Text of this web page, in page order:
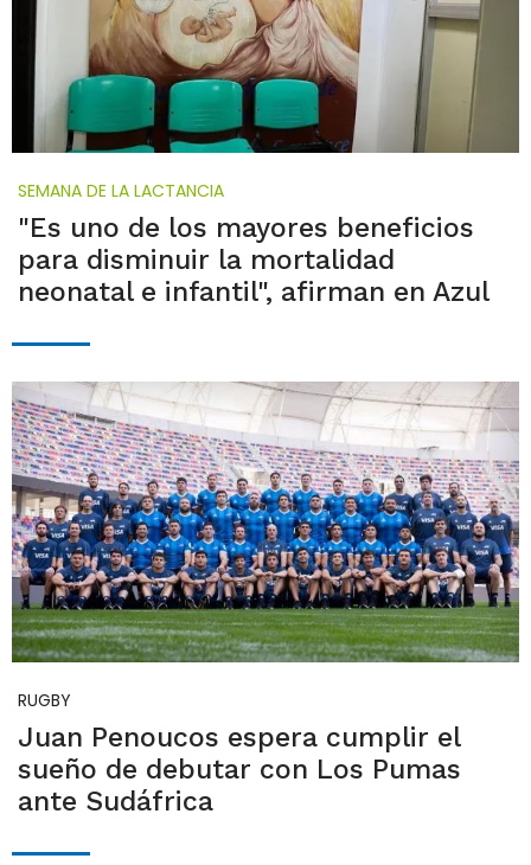
SEMANA DE LA LACTANCIA
"Es uno de los mayores beneficios
para disminuir la mortalidad
neonatal e infantil", afirman en Azul
RUGBY
Juan Penoucos espera cumplir el
sueño de debutar con Los Pumas
ante Sudáfrica